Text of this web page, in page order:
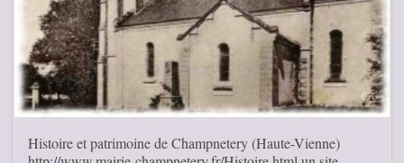
Histoire et patrimoine de Champnetery (Haute-Vienne)